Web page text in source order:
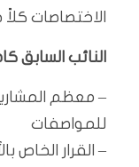
الاختصاصات
النائب السابق
– معظم
للمواصفات
– القرار الخاص